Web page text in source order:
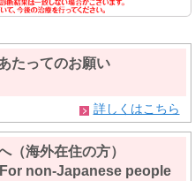
たってのお願い
詳しくはこちら
（海外在住の方）
non-Japanese people